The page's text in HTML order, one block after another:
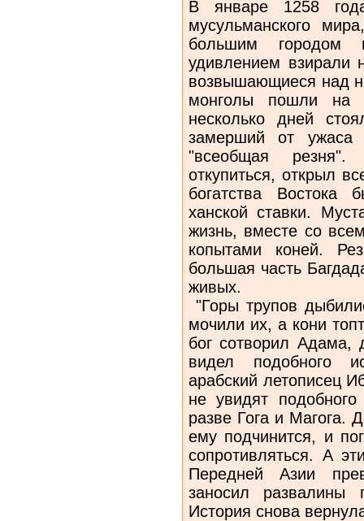
В январе 1258
мусульманского
большим
удивлением взирали
возвышающиеся над
монголы пошли на
несколько дней
замерший от ужаса
"всеобщая
откупиться, открыл
богатства
ханской ставки.
жизнь, вместе со
копытами коней.
большая часть
живых.
"Горы трупов
мочили их, а кони
бог сотворил Адама,
видел подобного
арабский летописец
не увидят
разве Гога и Магога.
ему подчинится, и
сопротивляться. А
Передней Азии
заносил
История снова